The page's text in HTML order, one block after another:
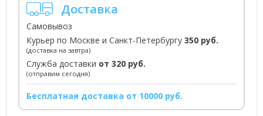
Доставка
Самовывоз
Курьер по Москве и Санкт-Петербургу 350 руб.
(доставка на завтра)
Служба доставки от 320 руб.
(отправим сегодня)
Бесплатная доставка от 10000 руб.